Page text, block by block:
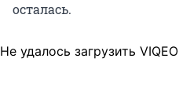
осталась.
Не удалось загрузить VIQEO